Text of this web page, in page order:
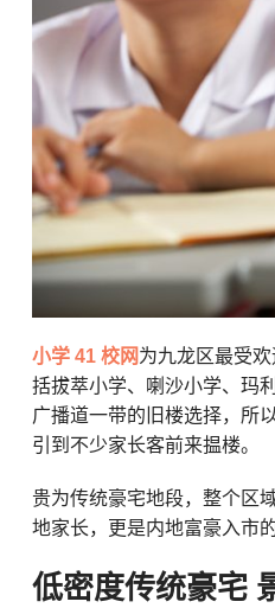
小学 41 校网为九龙区最受
括拔萃小学、喇沙小学、玛
广播道一带的旧楼选择，所
引到不少家长客前来揾楼。
贵为传统豪宅地段，整个区
地家长，更是内地富豪入市
低密度传统豪宅